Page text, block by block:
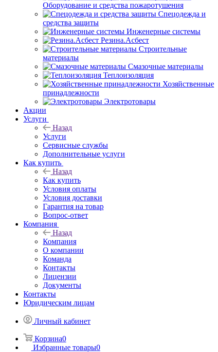
Оборудование и средства пожаротушения
Спецодежда и
средства защиты
Инженерные системы
Резина.Асбест
Строительные
материалы
Смазочные материалы
Теплоизоляция
Хозяйственные
принадлежности
Электротовары
Акции
Услуги
Назад
Услуги
Сервисные службы
Дополнительные услуги
Как купить
Назад
Как купить
Условия оплаты
Условия доставки
Гарантия на товар
Вопрос-ответ
Компания
Назад
Компания
О компании
Команда
Контакты
Лицензии
Документы
Контакты
Юридическим лицам
Личный кабинет
Корзина0
Избранные товары0